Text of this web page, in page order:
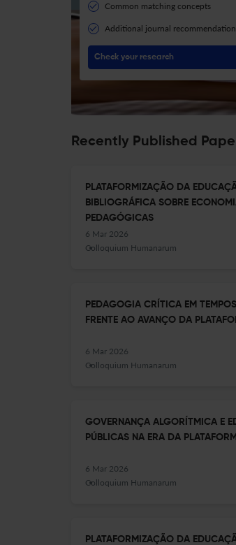
Common matching concepts
Additional journal
Check your research
Recently Published
PLATAFORMIZAÇÃO DA
BIBLIOGRÁFICA SOBRE
PEDAGÓGICAS
6 Mar 2026
Colloquium Humanarum
PEDAGOGIA CRÍTICA EM
FRENTE AO AVANÇO DA
6 Mar 2026
Colloquium Humanarum
GOVERNANÇA ALGORÍTMICA E
PÚBLICAS NA ERA DA
6 Mar 2026
Colloquium Humanarum
PLATAFORMIZAÇÃO DA